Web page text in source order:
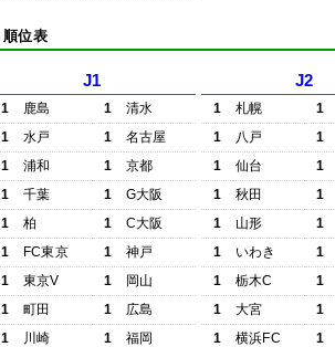
順位表
J1
1 鹿島 1
清水
1
水戸 1
名古屋
1
浦和 1
京都
1
千葉 1
G大阪
1
柏 1
C大阪
1
FC東京 1
神戸
1
東京V 1
岡山
1
町田 1
広島
1
川崎 1
福岡
J2
1 札幌
1
1
八戸
1
1
仙台
1
1
秋田
1
1
山形
1
1
いわき
1
1
栃木C
1
1
大宮
1
1
横浜FC
1